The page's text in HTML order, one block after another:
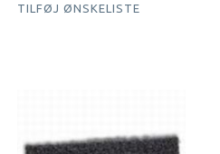
TILFØJ ØNSKELISTE